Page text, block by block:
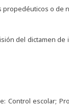
propedéuticos o de
del dictamen
escolar;